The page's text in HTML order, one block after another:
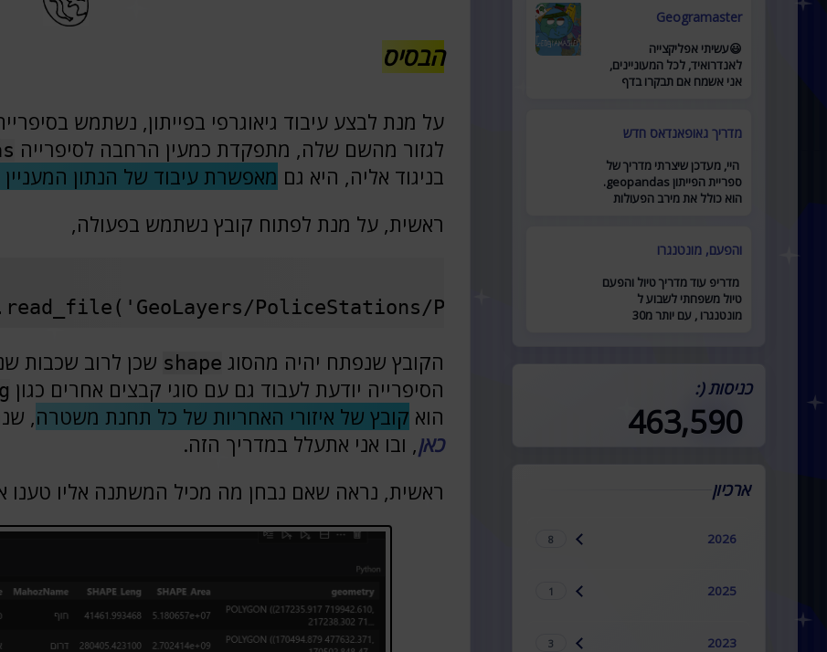
הבסיס
על מנת לבצע עיבוד גיאוגרפי בפייתון, נשתמש
לגזור מהשם שלה, מתפקדת כמעין הרחבה לסיפרייה
בניגוד אליה, היא גם מאפשרת עיבוד של הנתון
ראשית, על מנת לפתוח קובץ נשתמש בפעולה,
PoliceStations/PoliceStations.shp')
הקובץ שנפתח יהיה מהסוג shape שכן לרוב שכבות
הסיפרייה יודעת לעבוד גם עם סוגי קבצים אחרים כגון
הוא קובץ של איזורי האחריות של כל תחנת משטרה,
כאן, ובו אני אתעלל במדריך הזה.
ראשית, נראה שאם נבחן מה מכיל המשתנה אליו טענו
Geogramaster
😃עשיתי אפליקצייה
לאנדרואיד, לכל המעוניינים,
אני אשמח אם תבקרו בדף
מדריך גאופאנדאס חדש
היי, מעדכן שיצרתי מדריך של
ספריית הפייתון geopandas.
הוא כולל את מירב הפעולות
והפעם, מונטנגרו
מדריפ עוד מדריך טיול והפעם
טיול משפחתי לשבוע ל
מונטנגרו , עם יותר מ30
כניסות (:
463,590
ארכיון
2026
8
2025
1
2023
3